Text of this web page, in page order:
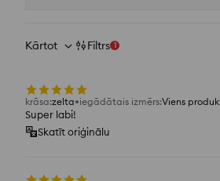
Kārtot Filtrs 1
krāsa:zelta iegādātais izmērs:Viens
Super labi!
Skatīt oriģinālu